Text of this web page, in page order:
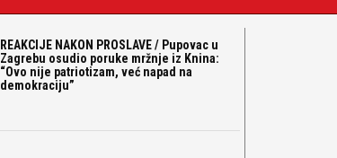
REAKCIJE NAKON PROSLAVE / Pupovac u
Zagrebu osudio poruke mržnje iz Knina:
“Ovo nije patriotizam, već napad na
demokraciju”